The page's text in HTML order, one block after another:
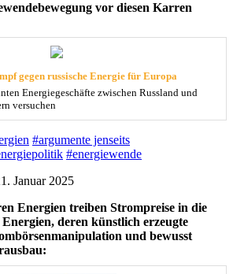
vor diesen Karren
gegen russische Energie für Europa
Energiegeschäfte zwischen Russland und
versuchen
#argumente jenseits
#energiewende
Januar 2025
Energien treiben Strompreise in die
deren künstlich erzeugte
und bewusst